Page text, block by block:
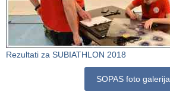
Rezultati za SUBIATHLON 2018
SOPAS foto galerija